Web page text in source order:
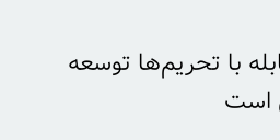
با تحریم‌ها توسعه
است